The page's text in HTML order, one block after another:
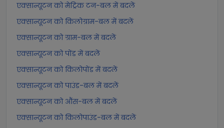
एक्सान्यूटन को मेट्रिक टन-बल में बदलें
एक्सान्यूटन को किलोग्राम-बल में बदलें
एक्सान्यूटन को ग्राम-बल में बदलें
एक्सान्यूटन को पोंड में बदलें
एक्सान्यूटन को किलोपोंड में बदलें
एक्सान्यूटन को पाउंड-बल में बदलें
एक्सान्यूटन को औंस-बल में बदलें
एक्सान्यूटन को किलोपाउंड-बल में बदलें